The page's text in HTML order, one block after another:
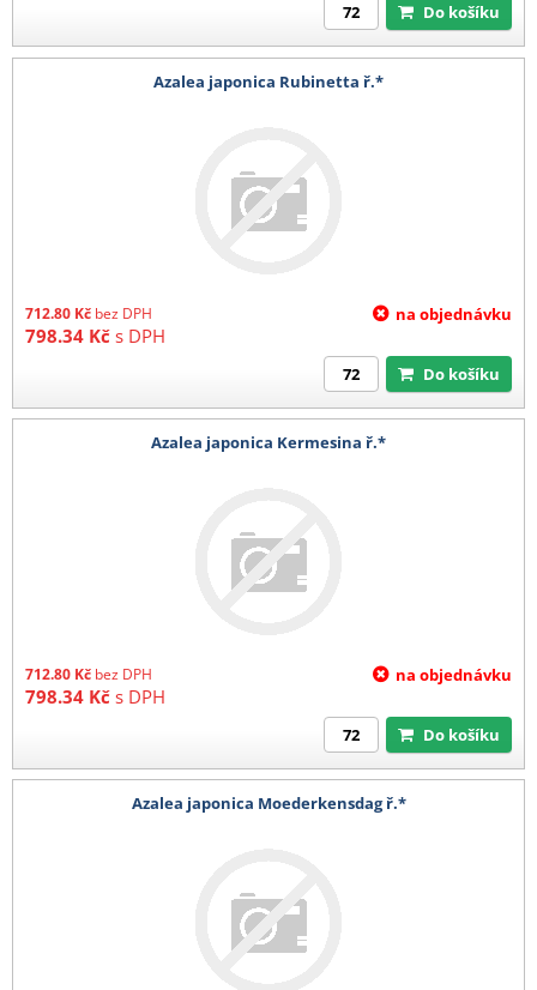
Do košíku
Azalea japonica Rubinetta ř.*
712.80 Kč bez DPH
798.34 Kč s DPH
na objednávku
Do košíku
Azalea japonica Kermesina ř.*
712.80 Kč bez DPH
798.34 Kč s DPH
na objednávku
Do košíku
Azalea japonica Moederkensdag ř.*